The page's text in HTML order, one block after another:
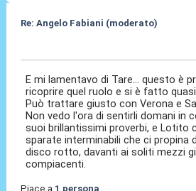
Re: Angelo Fabiani (moderato)
E mi lamentavo di Tare... questo è
ricoprire quel ruolo e si è fatto quasi
Può trattare giusto con Verona e
Non vedo l'ora di sentirli domani in
suoi brillantissimi proverbi, e Lotito
sparate interminabili che ci propina
disco rotto, davanti ai soliti mezzi
compiacenti.
Piace a 1 persona